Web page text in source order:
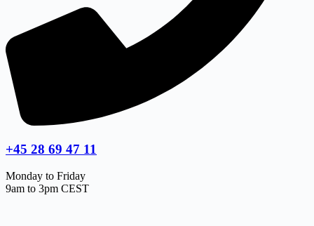
+45 28 69 47 11
Monday to Friday
9am to 3pm CEST